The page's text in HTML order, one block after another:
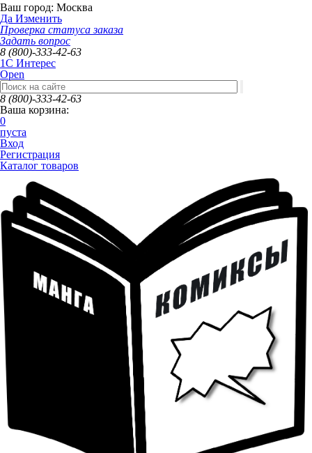
Ваш город: Москва
Да Изменить
Проверка статуса заказа
Задать вопрос
8 (800)-333-42-63
1C Интерес
Open
8 (800)-333-42-63
Ваша корзина:
0
пуста
Вход
Регистрация
Каталог товаров